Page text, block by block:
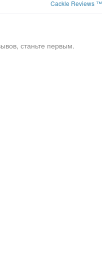
Cackle Reviews ™
станьте первым.